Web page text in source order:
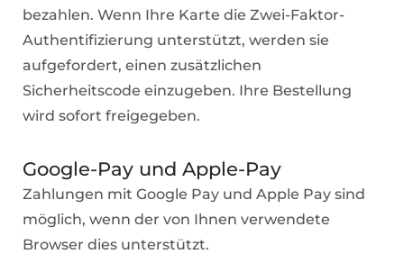
bezahlen. Wenn Ihre Karte die Zwei-Faktor-
Authentifizierung unterstützt, werden sie
aufgefordert, einen zusätzlichen
Sicherheitscode einzugeben. Ihre Bestellung
wird sofort freigegeben.
Google-Pay und Apple-Pay
Zahlungen mit Google Pay und Apple Pay sind
möglich, wenn der von Ihnen verwendete
Browser dies unterstützt.